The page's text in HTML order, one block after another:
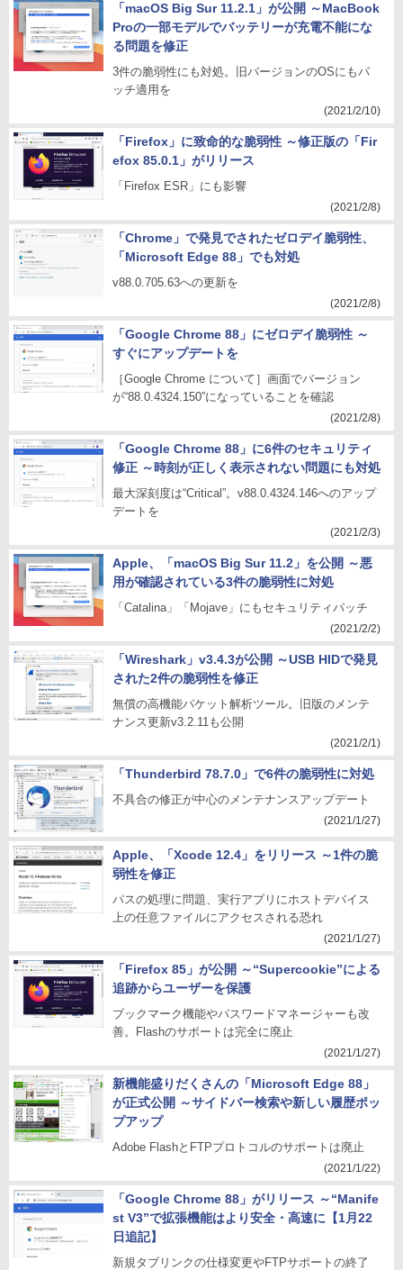
「macOS Big Sur 11.2.1」が公開 ～MacBook
Proの一部モデルでバッテリーが充電不能にな
る問題を修正
3件の脆弱性にも対処。旧バージョンのOSにもパ
ッチ適用を
(2021/2/10)
「Firefox」に致命的な脆弱性 ～修正版の「Fir
efox 85.0.1」がリリース
「Firefox ESR」にも影響
(2021/2/8)
「Chrome」で発見でされたゼロデイ脆弱性、
「Microsoft Edge 88」でも対処
v88.0.705.63への更新を
(2021/2/8)
「Google Chrome 88」にゼロデイ脆弱性 ～
すぐにアップデートを
［Google Chrome について］画面でバージョン
が“88.0.4324.150”になっていることを確認
(2021/2/8)
「Google Chrome 88」に6件のセキュリティ
修正 ～時刻が正しく表示されない問題にも対処
最大深刻度は“Critical”。v88.0.4324.146へのアップ
デートを
(2021/2/3)
Apple、「macOS Big Sur 11.2」を公開 ～悪
用が確認されている3件の脆弱性に対処
「Catalina」「Mojave」にもセキュリティパッチ
(2021/2/2)
「Wireshark」v3.4.3が公開 ～USB HIDで発見
された2件の脆弱性を修正
無償の高機能パケット解析ツール。旧版のメンテ
ナンス更新v3.2.11も公開
(2021/2/1)
「Thunderbird 78.7.0」で6件の脆弱性に対処
不具合の修正が中心のメンテナンスアップデート
(2021/1/27)
Apple、「Xcode 12.4」をリリース ～1件の脆
弱性を修正
パスの処理に問題、実行アプリにホストデバイス
上の任意ファイルにアクセスされる恐れ
(2021/1/27)
「Firefox 85」が公開 ～“Supercookie”による
追跡からユーザーを保護
ブックマーク機能やパスワードマネージャーも改
善。Flashのサポートは完全に廃止
(2021/1/27)
新機能盛りだくさんの「Microsoft Edge 88」
が正式公開 ～サイドバー検索や新しい履歴ポッ
プアップ
Adobe FlashとFTPプロトコルのサポートは廃止
(2021/1/22)
「Google Chrome 88」がリリース ～“Manife
st V3”で拡張機能はより安全・高速に【1月22
日追記】
新規タブリンクの仕様変更やFTPサポートの終了